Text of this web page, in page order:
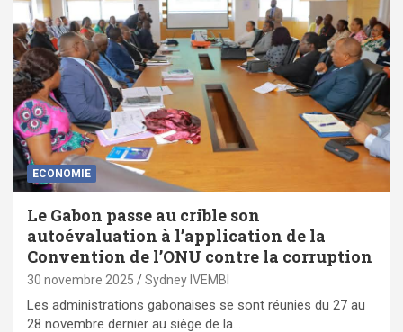
ECONOMIE
Le Gabon passe au crible son
autoévaluation à l’application de la
Convention de l’ONU contre la corruption
30 novembre 2025 Sydney IVEMBI
Les administrations gabonaises se sont réunies du 27 au
28 novembre dernier au siège de la…